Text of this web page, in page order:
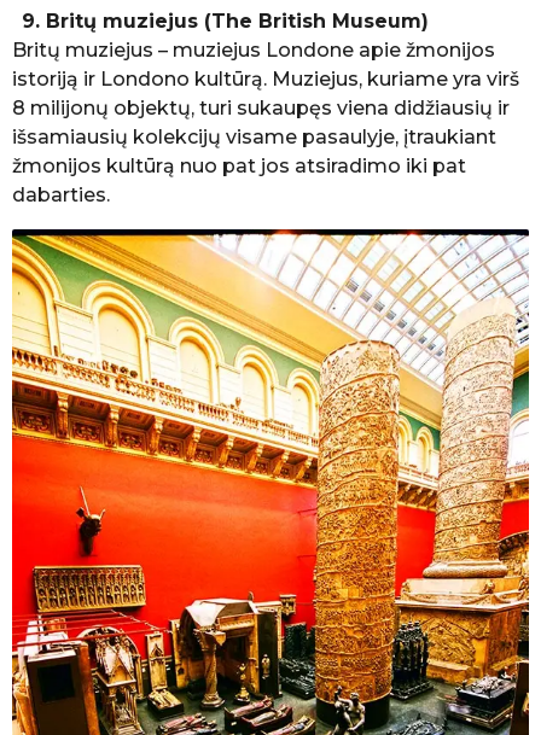
9. Britų muziejus (The British Museum)
Britų muziejus – muziejus Londone apie žmonijos
istoriją ir Londono kultūrą. Muziejus, kuriame yra virš
8 milijonų objektų, turi sukaupęs viena didžiausių ir
išsamiausių kolekcijų visame pasaulyje, įtraukiant
žmonijos kultūrą nuo pat jos atsiradimo iki pat
dabarties.